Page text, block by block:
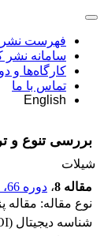
فهرست
سامانه نشر
کارگاه‌ها
تماس با ما
English
بررسی تنوع و
شیلات
مقاله 8
، دوره 66، شماره 2
نوع مقاله:
شناسه دیجیتال (DOI):